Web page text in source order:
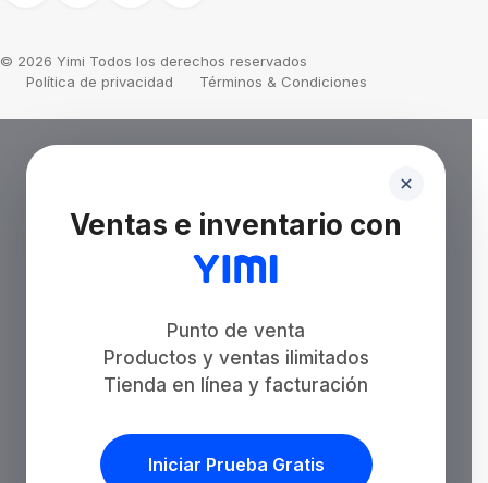
© 2026 Yimi Todos los derechos reservados
Política de privacidad
Términos & Condiciones
Ventas e inventario con
Punto de venta
Productos y ventas ilimitados
Tienda en línea y facturación
Iniciar Prueba Gratis